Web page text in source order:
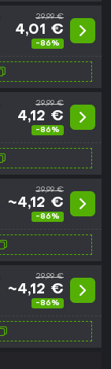
29,99 €
4,01 €
-86%
29,99 €
4,12 €
-86%
29,99 €
~4,12 €
-86%
29,99 €
~4,12 €
-86%